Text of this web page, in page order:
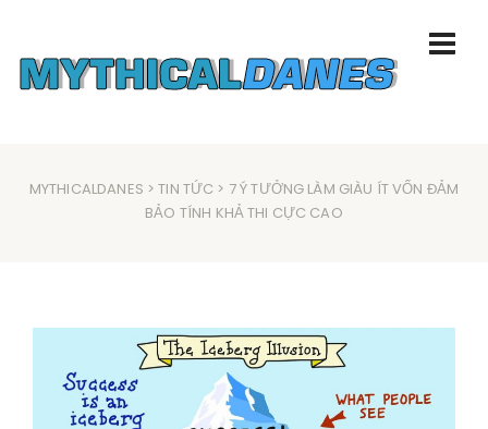
MYTHICALDANES >TIN TỨC > 7 Ý TƯỞNG LÀM GIÀU ÍT VỐN ĐẢM
BẢO TÍNH KHẢ THI CỰC CAO